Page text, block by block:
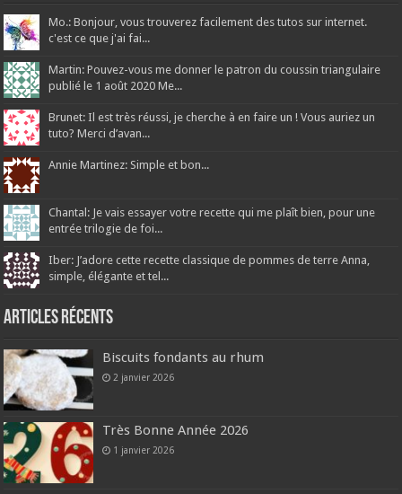
Mo.: Bonjour, vous trouverez facilement des tutos sur internet.
c'est ce que j'ai fai...
Martin: Pouvez-vous me donner le patron du coussin triangulaire
publié le 1 août 2020 Me...
Brunet: Il est très réussi, je cherche à en faire un ! Vous auriez un
tuto? Merci d’avan...
Annie Martinez: Simple et bon...
Chantal: Je vais essayer votre recette qui me plaît bien, pour une
entrée trilogie de foi...
Iber: J’adore cette recette classique de pommes de terre Anna,
simple, élégante et tel...
Articles récents
Biscuits fondants au rhum
2 janvier 2026
Très Bonne Année 2026
1 janvier 2026